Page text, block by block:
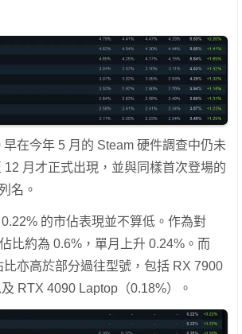
在今年 5 月的 Steam 硬件調查中仍未
12 月才正式出現，並與同樣首次登場的
名。
的市佔表現並不算低。作為對
比約為 0.6%，單月上升 0.24%。而
比亦高於部分過往型號，包括 RX 7900
RTX 4090 Laptop（0.18%）。